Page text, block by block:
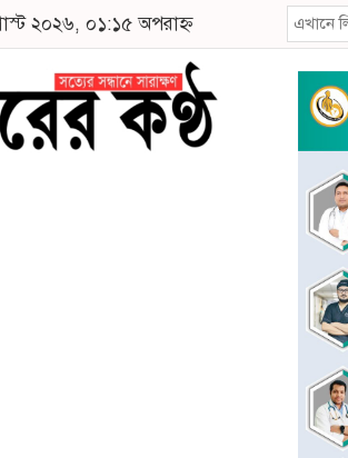
২০২৬, ০১:১৫ অপরাহ্ন